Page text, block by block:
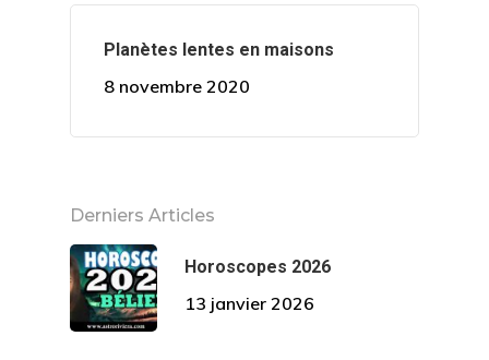
Planètes lentes en maisons
8 novembre 2020
Derniers Articles
Horoscopes 2026
13 janvier 2026